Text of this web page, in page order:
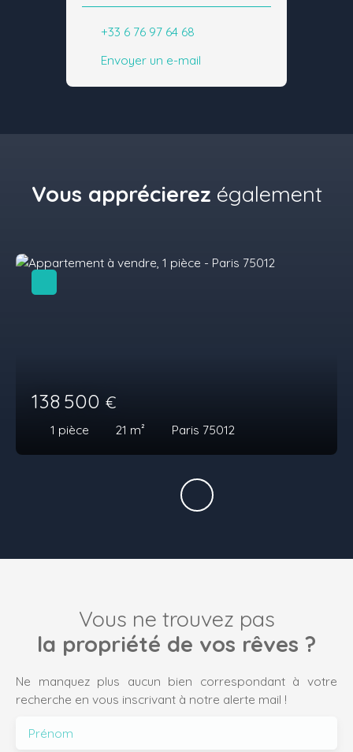
+33 6 76 97 64 68
Envoyer un e-mail
Vous apprécierez également
138 500 €
1 pièce 21 m² Paris 75012
Vous ne trouvez pas
la propriété de vos rêves ?
Ne manquez plus aucun bien correspondant à votre
recherche en vous inscrivant à notre alerte mail !
Prénom